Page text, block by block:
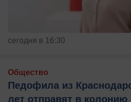
сегодня в 16:30
Общество
Педофила из
лет отправят в колонию